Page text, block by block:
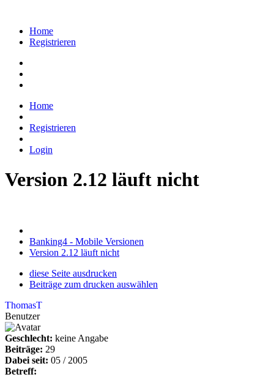
Home
Registrieren
Home
Registrieren
Login
Version 2.12 läuft nicht
Banking4 - Mobile Versionen
Version 2.12 läuft nicht
diese Seite ausdrucken
Beiträge zum drucken auswählen
ThomasT
Benutzer
Geschlecht: keine Angabe
Beiträge: 29
Dabei seit: 05 / 2005
Betreff: